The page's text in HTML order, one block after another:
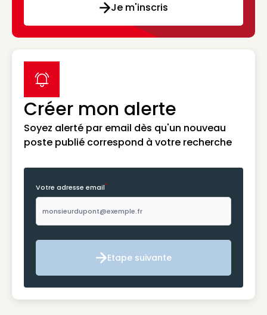
Je m'inscris
Créer mon alerte
Soyez alerté par email dès qu'un nouveau
poste publié correspond à votre recherche
label icon
Votre adresse email*
Etape suivante
Etape suivante